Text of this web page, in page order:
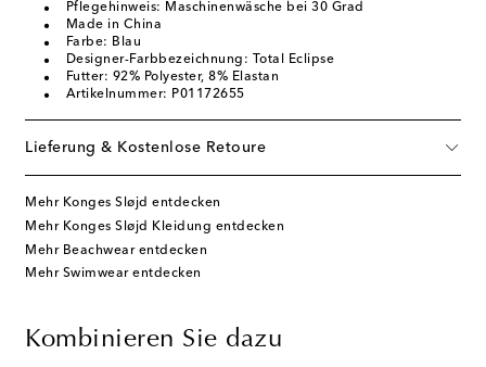
Pflegehinweis: Maschinenwäsche bei 30 Grad
Made in China
Farbe: Blau
Designer-Farbbezeichnung: Total Eclipse
Futter: 92% Polyester, 8% Elastan
Artikelnummer: P01172655
Lieferung & Kostenlose Retoure
Mehr Konges Sløjd entdecken
Mehr Konges Sløjd Kleidung entdecken
Mehr Beachwear entdecken
Mehr Swimwear entdecken
Kombinieren Sie dazu